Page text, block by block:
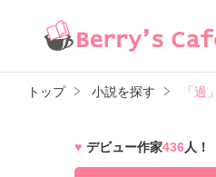
トップ 小説を探す 「過
デビュー作家436人！